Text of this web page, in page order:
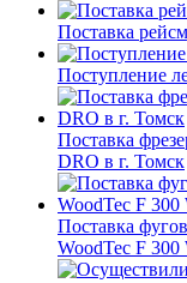
Поставка
Поступление
Поставка
DRO в г. Томск
Поставка
WoodTec F 300